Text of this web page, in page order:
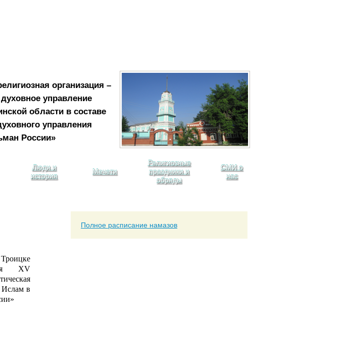
организация –
управление
области в составе
управления
России»
Люди и
история
Мечети
Религиозные
праздники и
обряды
СМИ о
нас
XV
Ислам в
Полное расписание намазов